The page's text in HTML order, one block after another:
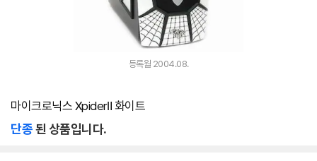
등록월 2004.08.
마이크로닉스 XpiderⅡ 화이트
단종된 상품입니다.